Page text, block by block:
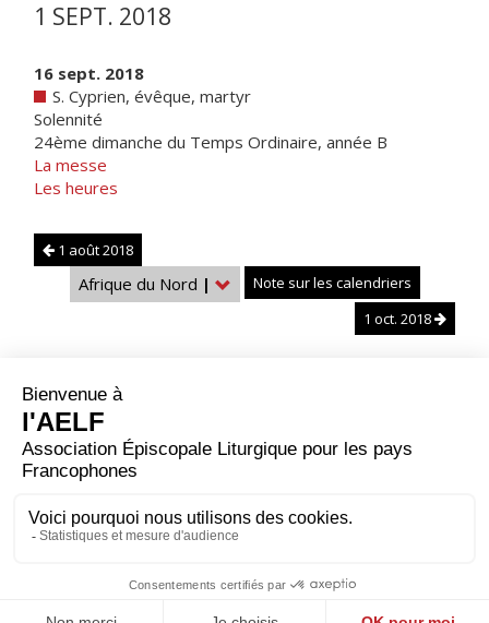
1 SEPT. 2018
16 sept. 2018
S. Cyprien, évêque, martyr
Solennité
24ème dimanche du Temps Ordinaire, année B
La messe
Les heures
1 août 2018
Afrique du Nord |
Note sur les calendriers
1 oct. 2018